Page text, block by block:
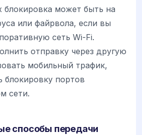
блокировка может быть на
или файрвола, если вы
сеть Wi-Fi.
отправку через другую
мобильный трафик,
блокировку портов
сети.
способы передачи